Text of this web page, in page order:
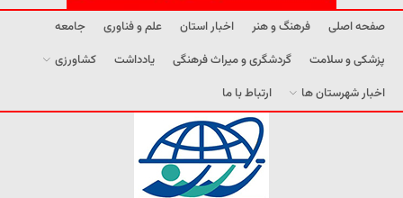
صفحه اصلی فرهنگ و هنر اخبار استان علم و فناوری
جامعه
پزشکی و سلامت
گردشگری و میراث فرهنگی یادداشت
کشاورزی
اخبار شهرستان ها
ارتباط با ما